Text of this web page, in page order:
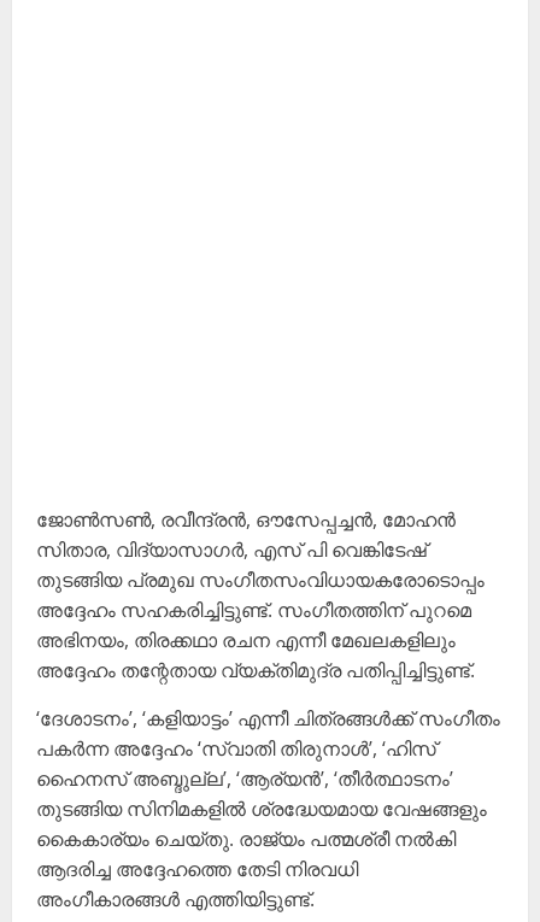
ജോൺസൺ, രവീന്ദ്രൻ, ഔസേപ്പച്ചൻ, മോഹൻ
സിതാര, വിദ്യാസാഗർ, എസ് പി വെങ്കിടേഷ്
തുടങ്ങിയ പ്രമുഖ സംഗീതസംവിധായകരോടൊപ്പം
അദ്ദേഹം സഹകരിച്ചിട്ടുണ്ട്. സംഗീതത്തിന് പുറമെ
അഭിനയം, തിരക്കഥാ രചന എന്നീ മേഖലകളിലും
അദ്ദേഹം തന്റേതായ വ്യക്തിമുദ്ര പതിപ്പിച്ചിട്ടുണ്ട്.
‘ദേശാടനം’, ‘കളിയാട്ടം’ എന്നീ ചിത്രങ്ങൾക്ക് സംഗീതം
പകർന്ന അദ്ദേഹം ‘സ്വാതി തിരുനാൾ’, ‘ഹിസ്
ഹൈനസ് അബ്ദുല്ല’, ‘ആര്യൻ’, ‘തീർത്ഥാടനം’
തുടങ്ങിയ സിനിമകളിൽ ശ്രദ്ധേയമായ വേഷങ്ങളും
കൈകാര്യം ചെയ്തു. രാജ്യം പത്മശ്രീ നൽകി
ആദരിച്ച അദ്ദേഹത്തെ തേടി നിരവധി
അംഗീകാരങ്ങൾ എത്തിയിട്ടുണ്ട്.